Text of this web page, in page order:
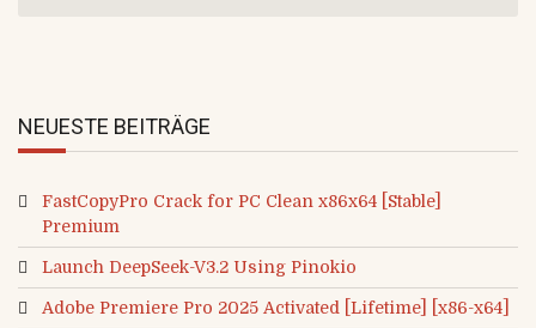
NEUESTE BEITRÄGE
FastCopyPro Crack for PC Clean x86x64 [Stable]
Premium
Launch DeepSeek-V3.2 Using Pinokio
Adobe Premiere Pro 2025 Activated [Lifetime] [x86-x64]